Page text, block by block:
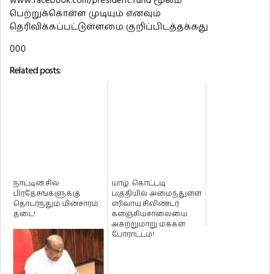
பெற்றுக்கொள்ள முடியும் எனவும்
தெரிவிக்கப்பட்டுள்ளமை குறிப்பிடத்தக்கது
000
Related posts:
நாட்டின் சில
பிரதேசங்களுக்கு
தொடர்ந்தும் மின்சாரம்
தடை!
யாழ். கொட்டடி
பகுதியில் அமைந்துள்ள
எரிவாயு சிலிண்டர்
களஞ்சியசாலையை
அகற்றுமாறு மக்கள்
போராட்டம்!